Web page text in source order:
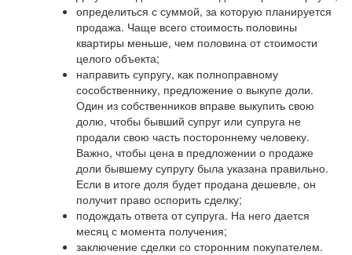
определиться с суммой, за которую планируется
продажа. Чаще всего стоимость половины
квартиры меньше, чем половина от стоимости
целого объекта;
направить супругу, как полноправному
сособственнику, предложение о выкупе доли.
Один из собственников вправе выкупить свою
долю, чтобы бывший супруг или супруга не
продали свою часть постороннему человеку.
Важно, чтобы цена в предложении о продаже
доли бывшему супругу была указана правильно.
Если в итоге доля будет продана дешевле, он
получит право оспорить сделку;
подождать ответа от супруга. На него дается
месяц с момента получения;
заключение сделки со сторонним покупателем.